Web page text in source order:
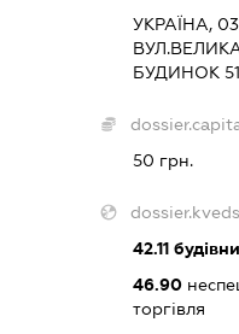
УКРАЇНА,
БУДИНОК 51
50 грн.
42.11
46.90
торгівля